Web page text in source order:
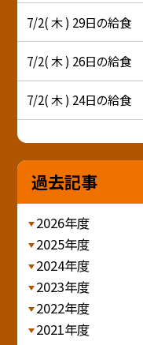
7/2( 木 ) 29日の給食
7/2( 木 ) 26日の給食
7/2( 木 ) 24日の給食
過去記事
2026年度
2025年度
2024年度
2023年度
2022年度
2021年度